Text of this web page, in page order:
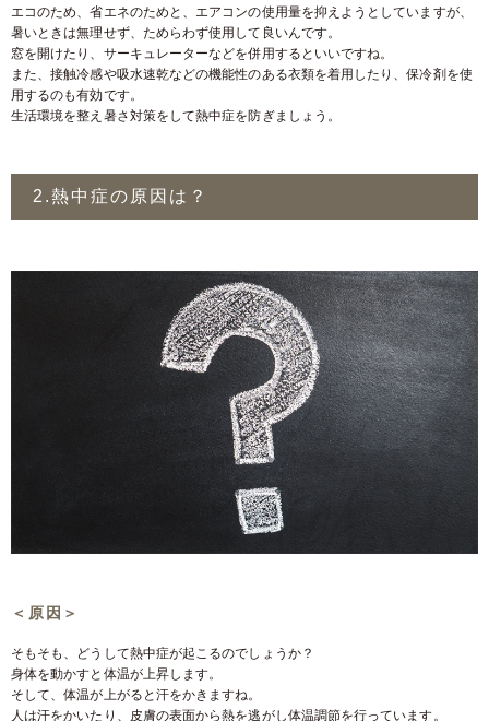
エコのため、省エネのためと、エアコンの使用量を抑えようとしていますが、
暑いときは無理せず、ためらわず使用して良いんです。
窓を開けたり、サーキュレーターなどを併用するといいですね。
また、接触冷感や吸水速乾などの機能性のある衣類を着用したり、保冷剤を使
用するのも有効です。
生活環境を整え暑さ対策をして熱中症を防ぎましょう。
2.熱中症の原因は？
＜原因＞
そもそも、どうして熱中症が起こるのでしょうか？
身体を動かすと体温が上昇します。
そして、体温が上がると汗をかきますね。
人は汗をかいたり、皮膚の表面から熱を逃がし体温調節を行っています。